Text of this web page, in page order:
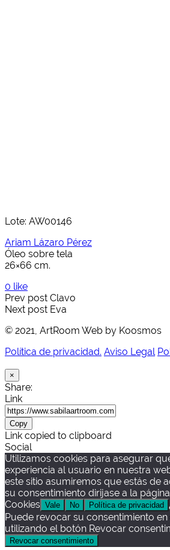
Lote: AW00146
Ariam Lázaro Pérez
Óleo sobre tela
26×66 cm.
0 like
Prev post Clavo
Next post Eva
© 2021, ArtRoom Web by Koosmos
Política de privacidad. Aviso Legal
×
Share:
Link
Copy
Link copied to clipboard
Social
Utilizamos cookies para asegurar
experiencia al usuario en nuestra
este sitio asumiremos que estás de
su consentimiento dirijase a la
Cookies Vale No Política de privacidad
Puede revocar su consentimiento
utilizando el botón Revocar
Revocar consentimiento